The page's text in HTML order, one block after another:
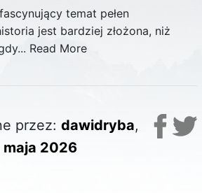
temat pełen
jest bardziej złożona, niż
Read More
przez: dawidryba,
maja 2026